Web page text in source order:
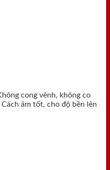
cong vênh, không co
âm tốt, cho độ bền lên